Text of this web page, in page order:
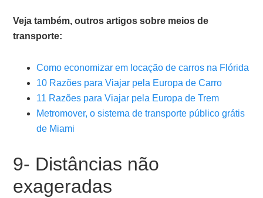
Veja também, outros artigos sobre meios de
transporte:
Como economizar em locação de carros na Flórida
10 Razões para Viajar pela Europa de Carro
11 Razões para Viajar pela Europa de Trem
Metromover, o sistema de transporte público grátis
de Miami
9- Distâncias não
exageradas